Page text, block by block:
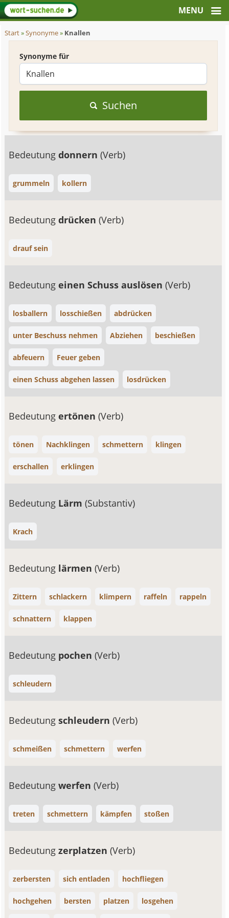
Start»Synonyme» Knallen
Synonyme für
Suchen
Bedeutungdonnern(Verb)
grummeln kollern
Bedeutungdrücken(Verb)
drauf sein
Bedeutungeinen Schuss auslösen(Verb)
losballern losschießen abdrücken
unter Beschuss nehmen Abziehen beschießen
abfeuern Feuer geben
einen Schuss abgehen lassen losdrücken
Bedeutungertönen(Verb)
tönen Nachklingen schmettern klingen
erschallen erklingen
Bedeutung Lärm(Substantiv)
Krach
Bedeutung lärmen(Verb)
Zittern schlackern klimpern raffeln rappeln
schnattern klappen
Bedeutung pochen(Verb)
schleudern
Bedeutungschleudern(Verb)
schmeißen schmettern werfen
Bedeutungwerfen(Verb)
treten schmettern kämpfen stoßen
Bedeutungzerplatzen(Verb)
zerbersten sich entladen hochfliegen
hochgehen bersten platzen losgehen